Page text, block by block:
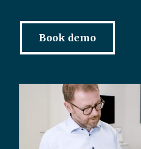
Book demo